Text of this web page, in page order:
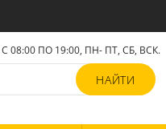
С 08:00 ПО 19:00, ПН- ПТ, СБ, ВСК.